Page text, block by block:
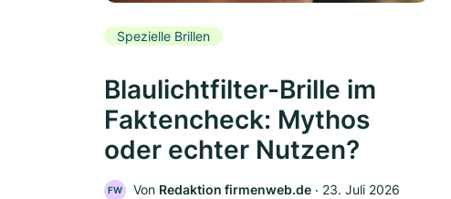
Spezielle Brillen
Blaulichtfilter-Brille im
Faktencheck: Mythos
oder echter Nutzen?
FW Von Redaktion firmenweb.de ‧ 23. Juli 2026